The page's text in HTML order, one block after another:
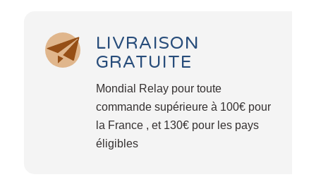
LIVRAISON
GRATUITE
Mondial Relay pour toute
commande supérieure à 100€ pour
la France , et 130€ pour les pays
éligibles